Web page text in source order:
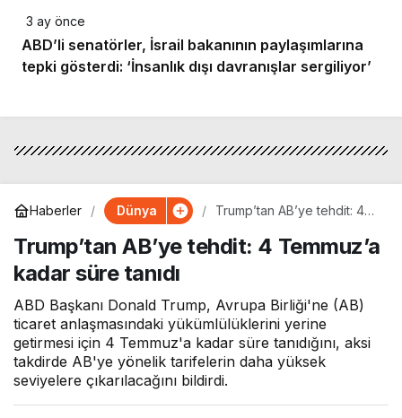
3 ay önce
ABD’li senatörler, İsrail bakanının paylaşımlarına
tepki gösterdi: ‘İnsanlık dışı davranışlar sergiliyor’
Haberler Dünya
Trump’tan AB’ye tehdit: 4
Trump’tan AB’ye tehdit: 4 Temmuz’a
kadar süre tanıdı
ABD Başkanı Donald Trump, Avrupa Birliği'ne (AB)
ticaret anlaşmasındaki yükümlülüklerini yerine
getirmesi için 4 Temmuz'a kadar süre tanıdığını, aksi
takdirde AB'ye yönelik tarifelerin daha yüksek
seviyelere çıkarılacağını bildirdi.